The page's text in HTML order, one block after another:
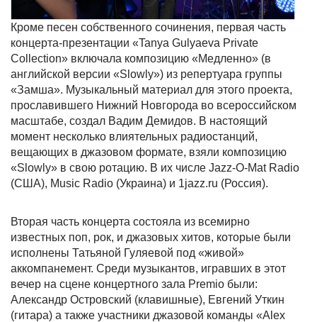
Кроме песен собственного сочинения, первая часть
концерта-презентации «Tanya Gulyaeva Private
Collection» включала композицию «Медленно» (в
английской версии «Slowly») из репертуара группы
«Замша». Музыкальный материал для этого проекта,
прославившего Нижний Новгорода во всероссийском
масштабе, создал Вадим Демидов. В настоящий
момент несколько влиятельных радиостанций,
вещающих в джазовом формате, взяли композицию
«Slowly» в свою ротацию. В их числе Jazz-O-Mat Radio
(США), Music Radio (Украина) и 1jazz.ru (Россия).
Вторая часть концерта состояла из всемирно
известных поп, рок, и джазовых хитов, которые были
исполнены Татьяной Гуляевой под «живой»
аккомпанемент. Среди музыкантов, игравших в этот
вечер на сцене концертного зала Premio были:
Александр Островский (клавишные), Евгений Уткин
(гитара) а также участники джазовой команды «Alex